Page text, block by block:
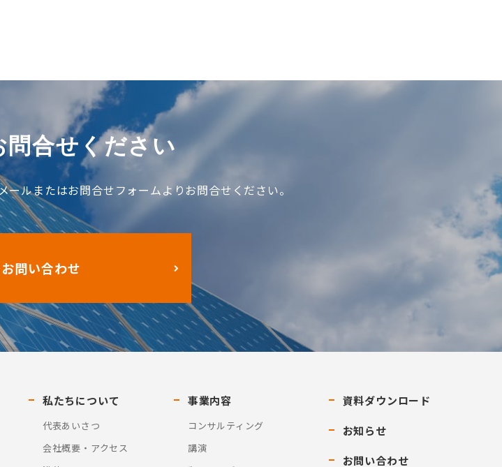
問合せください
ルまたはお問合せフォームよりお問合せください。
お問い合わせ
私たちについて
代表あいさつ
会社概要・アクセス
事業内容
コンサルティング
講演
資料ダウンロード
お知らせ
お問い合わせ